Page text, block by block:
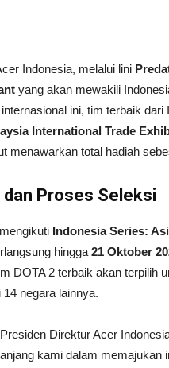
Indonesia, melalui lini
yang akan mewakili
ini, tim terbaik
International Trade
menawarkan total hadiah
Proses Seleksi
Indonesia Series:
hingga 21 Oktober
DOTA 2 terbaik akan terpilih
negara lainnya.
Direktur Acer
kami dalam